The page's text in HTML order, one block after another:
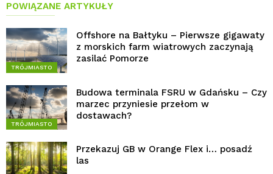
POWIĄZANE ARTYKUŁY
TRÓJMIASTO
Offshore na Bałtyku – Pierwsze gigawaty
z morskich farm wiatrowych zaczynają
zasilać Pomorze
TRÓJMIASTO
Budowa terminala FSRU w Gdańsku – Czy
marzec przyniesie przełom w
dostawach?
Przekazuj GB w Orange Flex i… posadź
las